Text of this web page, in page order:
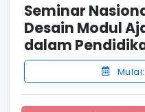
Seminar
Desain Modul
dalam